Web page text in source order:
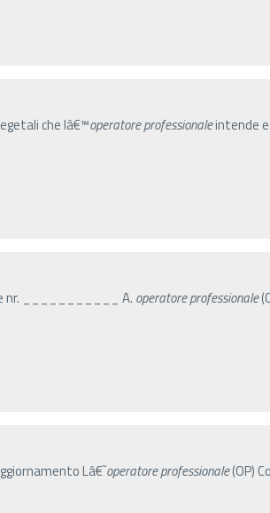
che lâ€™operatoreprofessionaleintende
nr. ___________ A. operatoreprofessionale
Lâ€˜operatoreprofessionale(OP)